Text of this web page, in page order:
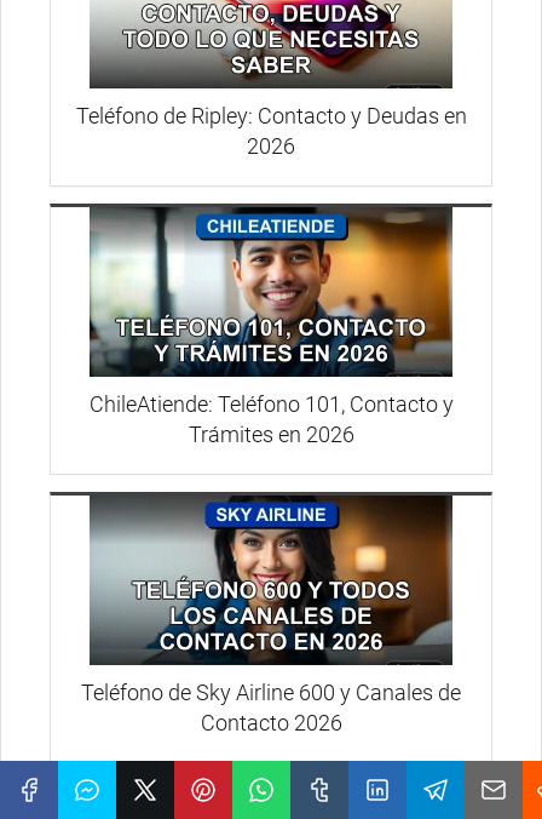
Teléfono de Ripley: Contacto y Deudas en
2026
ChileAtiende: Teléfono 101, Contacto y
Trámites en 2026
Teléfono de Sky Airline 600 y Canales de
Contacto 2026